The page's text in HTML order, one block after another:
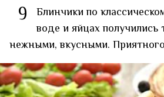
9
Блинчики по
воде и яйцах получились
нежными, вкусными.